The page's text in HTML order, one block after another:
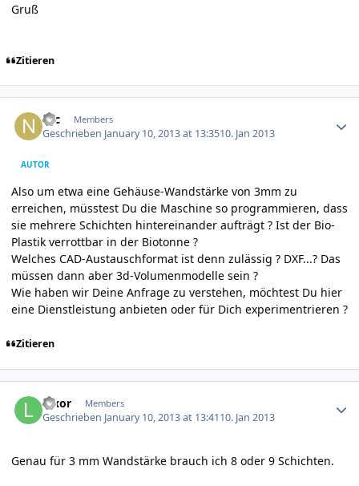
Gruß
Zitieren
Nic Members
Geschrieben January 10, 2013 at 13:3510. Jan 2013
AUTOR
Also um etwa eine Gehäuse-Wandstärke von 3mm zu
erreichen, müsstest Du die Maschine so programmieren, dass
sie mehrere Schichten hintereinander aufträgt ? Ist der Bio-
Plastik verrottbar in der Biotonne ?
Welches CAD-Austauschformat ist denn zulässig ? DXF...? Das
müssen dann aber 3d-Volumenmodelle sein ?
Wie haben wir Deine Anfrage zu verstehen, möchtest Du hier
eine Dienstleistung anbieten oder für Dich experimentrieren ?
Zitieren
luxor Members
Geschrieben January 10, 2013 at 13:4110. Jan 2013
Genau für 3 mm Wandstärke brauch ich 8 oder 9 Schichten.